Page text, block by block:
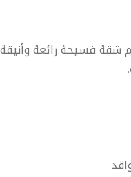
شقة فسيحة رائعة وأنيقة